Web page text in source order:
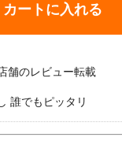
カートに入れる
舗のレビュー転載
誰でもピッタリ